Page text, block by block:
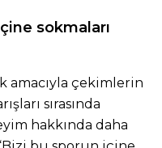
sokmaları
amacıyla çekimlerin
sırasında
hakkında daha